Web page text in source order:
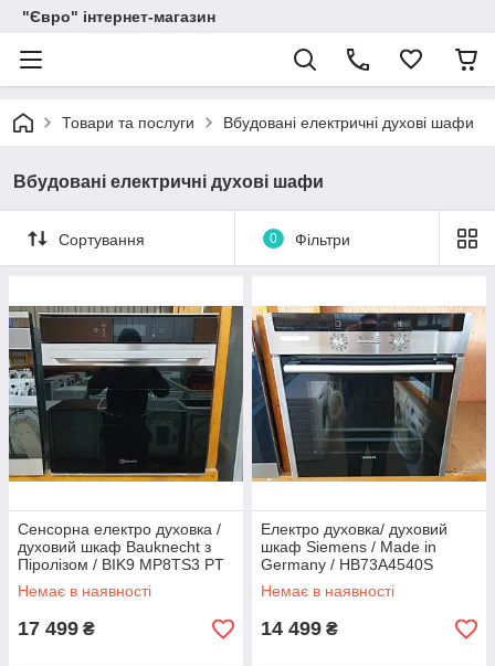
"Євро" інтернет-магазин
Товари та послуги Вбудовані електричні духові шафи
Вбудовані електричні духові шафи
Сортування 0 Фільтри
Сенсорна електро духовка /
духовий шкаф Bauknecht з
Піролізом / BIK9 MP8TS3 PT
Немає в наявності
17 499 ₴
Електро духовка/ духовий
шкаф Siemens / Made in
Germany / HB73A4540S
Немає в наявності
14 499 ₴